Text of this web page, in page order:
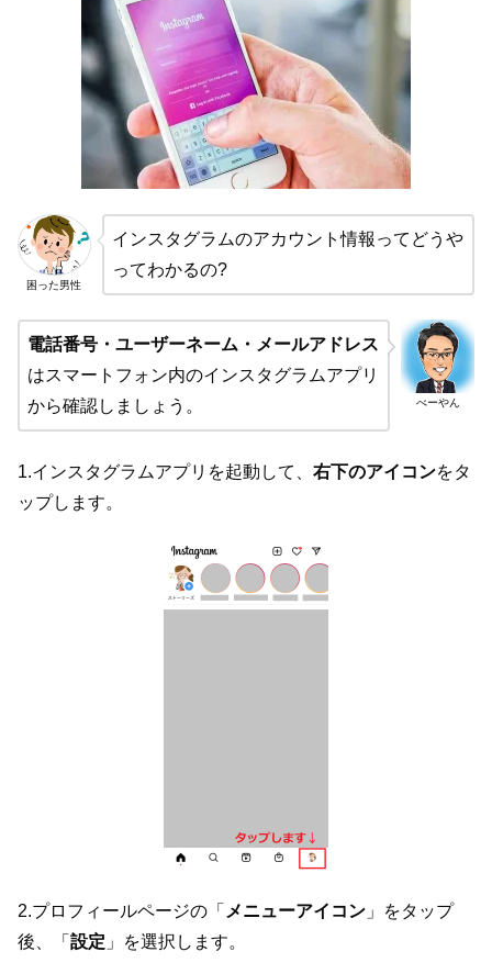
困った男性
インスタグラムのアカウント情報ってどうや
ってわかるの?
べーやん
電話番号・ユーザーネーム・メールアドレス
はスマートフォン内のインスタグラムアプリ
から確認しましょう。
1.インスタグラムアプリを起動して、 右下のアイコンをタ
ップします。
2.プロフィールページの「 メニューアイコン 」をタップ
後、「 設定 」を選択します。